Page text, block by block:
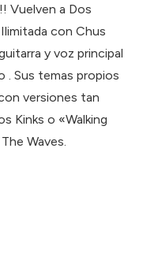
Vuelven a Dos
con Chus
y voz principal
. Sus temas propios
versiones tan
Kinks o «Walking
Waves.